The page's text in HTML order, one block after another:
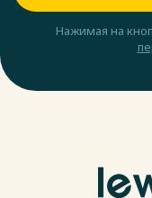
Нажимая на